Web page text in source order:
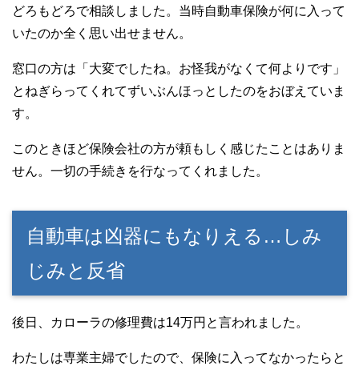
どろもどろで相談しました。当時自動車保険が何に入って
いたのか全く思い出せません。
窓口の方は「大変でしたね。お怪我がなくて何よりです」
とねぎらってくれてずいぶんほっとしたのをおぼえていま
す。
このときほど保険会社の方が頼もしく感じたことはありま
せん。一切の手続きを行なってくれました。
自動車は凶器にもなりえる…しみ
じみと反省
後日、カローラの修理費は14万円と言われました。
わたしは専業主婦でしたので、保険に入ってなかったらと